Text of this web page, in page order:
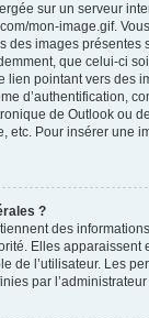
sur un serveur
mon-image.gif.
des images présentes
que celui-ci
lien pointant vers des
d’authentification,
de Outlook ou
etc. Pour insérer une
?
des
Elles apparaissent
de l’utilisateur. Les
par